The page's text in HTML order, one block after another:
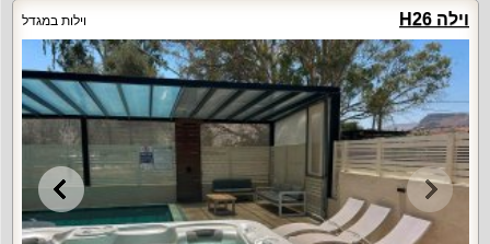
וילה H26 וילות במגדל